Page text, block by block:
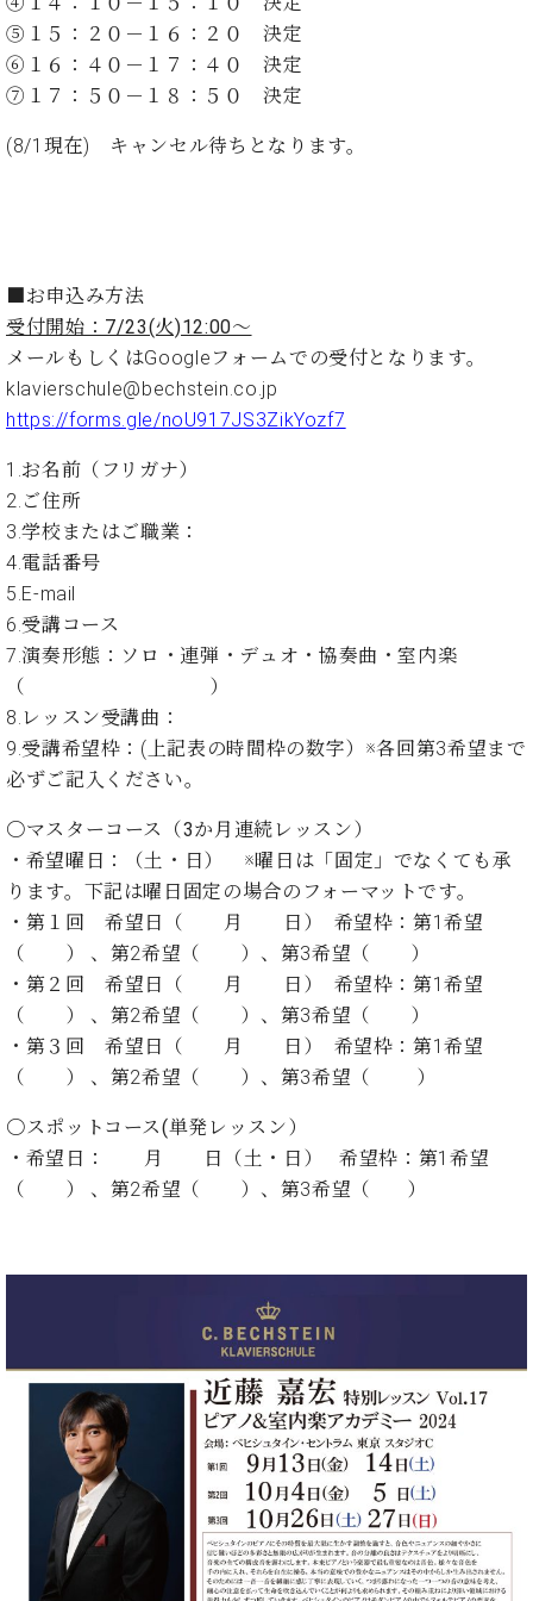
ト
ピ
ア
ノ
C.
イ
ン
レ
ン
ア
ッ
プ
ラ
イ
ア
C.
ベ
シ
ュ
タ
イ
ア
カ
デ
ミ
ー
W.
フ
ッ
シ
ョ
ナ
ル
ジオ
レン
タル
ホー
スタ
収
録
サ
ー
ビ
ス
音
教
室
ピ
ア
ノ
の
コ
シ
ェ
ル
ュ
ア
ク
セ
ス
セン
トラ
ム東
京の
ご案
内
(PDF)
問
い
せ
社
：
八
王
・
技
術
営
⑤１５：２０－１６：２０ 決定
⑥１６：４０－１７：４０ 決定
⑦１７：５０－１８：５０ 決定
(8/1現在) キャンセル待ちとなります。
■お申込み方法
受付開始：7/23(火)12:00～
メールもしくはGoogleフォームでの受付となります。
klavierschule@bechstein.co.jp
https://forms.gle/noU917JS3ZikYozf7
1.お名前（フリガナ）
2.ご住所
3.学校またはご職業：
4.電話番号
5.E-mail
6.受講コース
7.演奏形態：ソロ・連弾・デュオ・協奏曲・室内楽
（ ）
8.レッスン受講曲：
9.受講希望枠：(上記表の時間枠の数字）※各回第3希望まで
必ずご記入ください。
〇マスターコース（3か月連続レッスン）
・希望曜日：（土・日） ※曜日は「固定」でなくても承
ります。下記は曜日固定の場合のフォーマットです。
・第１回 希望日（ 月 日） 希望枠：第1希望
（ ） 、第2希望（ ）、第3希望（ ）
・第２回 希望日（ 月 日） 希望枠：第1希望
（ ） 、第2希望（ ）、第3希望（ ）
・第３回 希望日（ 月 日） 希望枠：第1希望
（ ） 、第2希望（ ）、第3希望（ ）
〇スポットコース(単発レッスン）
・希望日： 月 日（土・日） 希望枠：第1希望
（ ） 、第2希望（ ）、第3希望（ ）